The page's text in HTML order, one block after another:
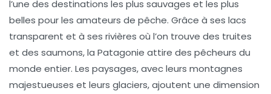
l’une des destinations les plus sauvages et les plus
belles pour les amateurs de pêche. Grâce à ses lacs
transparent et à ses rivières où l’on trouve des truites
et des saumons, la Patagonie attire des pêcheurs du
monde entier. Les paysages, avec leurs montagnes
majestueuses et leurs glaciers, ajoutent une dimension